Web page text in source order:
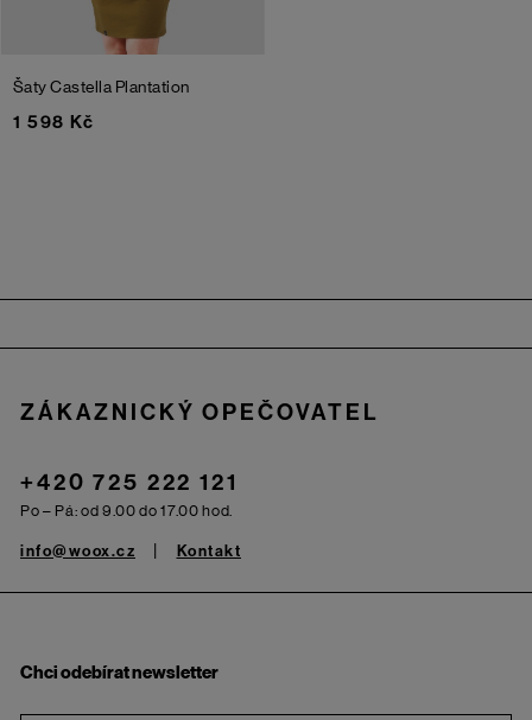
Šaty Castella Plantation
1 598 Kč
ZÁKAZNICKÝ OPEČOVATEL
+420 725 222 121
Po – Pá: od 9.00 do 17.00 hod.
info@woox.cz Kontakt
Chci odebírat newsletter